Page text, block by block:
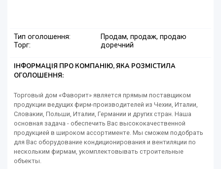
Тип оголошення:
Продам, продаж, продаю
Торг:
доречний
ІНФОРМАЦІЯ ПРО КОМПАНІЮ, ЯКА РОЗМІСТИЛА
ОГОЛОШЕННЯ:
Торговый дом «Фаворит» является прямым поставщиком
продукции ведущих фирм-производителей из Чехии, Италии,
Словакии, Польши, Италии, Германии и других стран. Наша
основная задача - обеспечить Вас высококачественной
продукцией в широком ассортименте. Мы сможем подобрать
для Вас оборудование кондиционирования и вентиляции по
нескольким фирмам, укомплектовывать строительные
объекты.